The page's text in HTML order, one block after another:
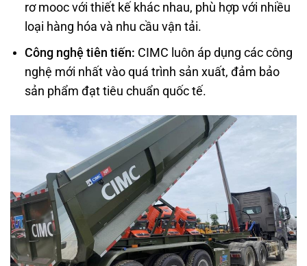
rơ mooc với thiết kế khác nhau, phù hợp với nhiều
loại hàng hóa và nhu cầu vận tải.
Công nghệ tiên tiến: CIMC luôn áp dụng các công
nghệ mới nhất vào quá trình sản xuất, đảm bảo
sản phẩm đạt tiêu chuẩn quốc tế.